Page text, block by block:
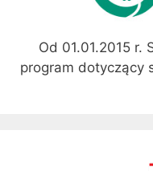
Od 01.01.2015 r.
program dotyczący